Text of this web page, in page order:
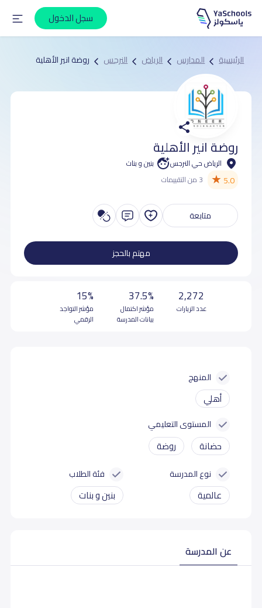
سجل الدخول
الرئيسية المدارس الرياض النرجس روضة انير الأهلية
روضة انير الأهلية
الرياض حي النرجس بنين و بنات
5.0
★ 3 من التقييمات
متابعة
مهتم بالحجز
2,272
عدد الزيارات
37.5%
مؤشر اكتمال
بيانات المدرسة
15%
مؤشر التواجد
الرقمي
المنهج
أهلي
المستوى التعليمي
حضانة روضة
نوع المدرسة
عالمية
فئة الطلاب
بنين و بنات
عن المدرسة